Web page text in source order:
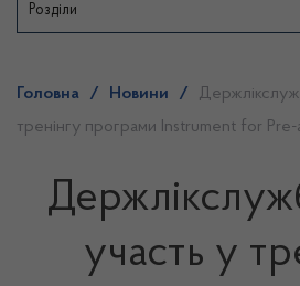
Розділи
Головна / Новини /
тренінгу програми Instrument for Pre-
участь у